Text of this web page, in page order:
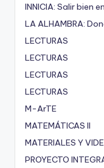
INNICIA: Salir bien
LA ALHAMBRA:
LECTURAS
LECTURAS
LECTURAS
LECTURAS
M-ArTE
MATEMÁTICAS II
MATERIALES Y
PROYECTO